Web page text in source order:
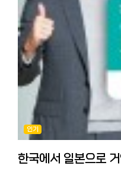
수수료는 3만엔이하 500엔,
코인샷의 장점은 주말, 심야,
신속하게 송금할 수 있다는
회원가입과 본인인증 절차
이번에 밤 12시반 경에 전용
전용계좌로 이체) 앱에 입금
정도밖에 걸리지 않았습니다.
전용 계좌에 미리 돈을 충전
편리하게 한국에 송금이 가
타사의 경우 초회 본인인증
많은데 카톡이나 라인으로
앱 푸시 알림으로 오는 점도
편리하게 보낼 수 있다.
많은 것들이 온라인을 통해
하지만 아직 온라인 송금 서
인터넷 송금 서비스가 너무
사람들이 많을 것입니다.
일본 거주 한인 커뮤니티에
실제로 사용한 소감과 장점에
월드 패밀리 송금의 특징 많은 재류 한국인들이 사용하고 있어서 안심
어떤 송금 서비스보다 수수료가 저렴 가입만으로 10만엔
가능한 포인트 획득 온라인 송금이라 PC, 스마트폰 앱으로 완결! 간편하고
빠르다 한국뿐만 아니라 세계 200개국 이상 송금 가능 인기 송금 3사 실제
송금액 비교 일반 은행보다
사용하는 것으로 알려진 인
라쿠텐은행과 월드패밀리 송
인기